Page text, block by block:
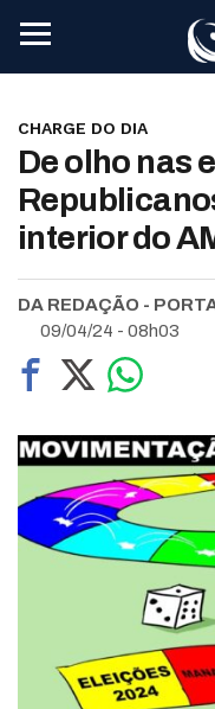
CHARGE DO DIA
De olho nas
interior do
DA REDAÇÃO -
09/04/24 - 08h03